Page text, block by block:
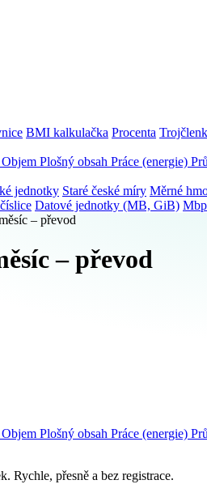
BMI kalkulačka Procenta
Objem Plošný obsah Práce (energie)
jednotky Staré české míry Měrné
Datové jednotky (MB, GiB)
– převod
– převod
Objem Plošný obsah Práce (energie)
Rychle, přesně a bez registrace.